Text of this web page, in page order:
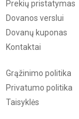
Prekių pristatymas
Dovanos verslui
Dovanų kuponas
Kontaktai
Grąžinimo politika
Privatumo politika
Taisyklės